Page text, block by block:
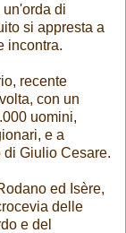
di
si appresta a
incontra.
recente
con un
uomini,
e a
Giulio Cesare.
ed Isère,
delle
e del